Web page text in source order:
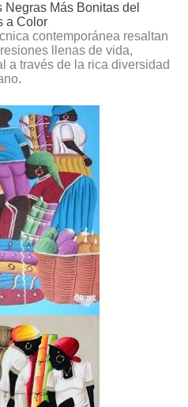
Negras Más Bonitas del
a Color
contemporánea resaltan
llenas de vida,
a través de la rica diversidad